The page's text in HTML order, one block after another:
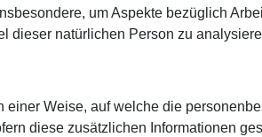
um Aspekte bezüglich
dieser natürlichen Person zu
Weise, auf welche die
diese zusätzlichen Informationen